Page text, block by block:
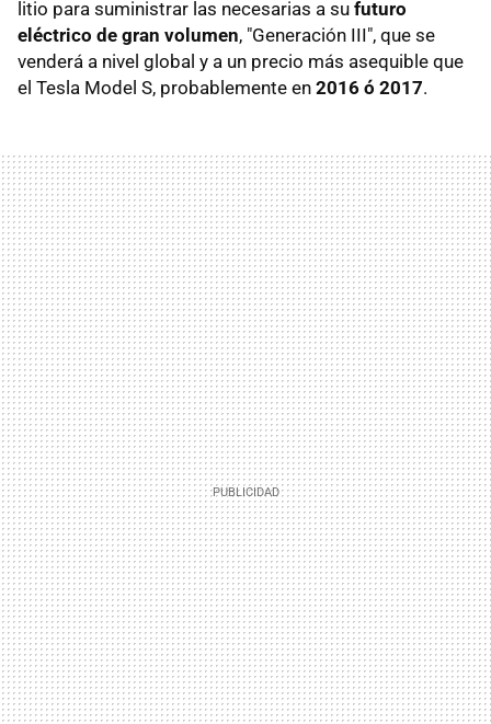
litio para suministrar las necesarias a su futuro
eléctrico de gran volumen, "Generación III", que se
venderá a nivel global y a un precio más asequible que
el Tesla Model S, probablemente en 2016 ó 2017.